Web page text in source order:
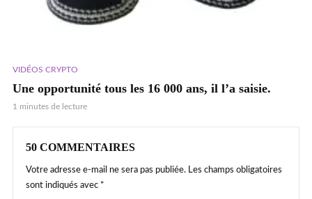
VIDÉOS CRYPTO
Une opportunité tous les 16 000 ans, il l’a saisie.
1 minutes de lecture
50 COMMENTAIRES
Votre adresse e-mail ne sera pas publiée. Les champs obligatoires
sont indiqués avec *